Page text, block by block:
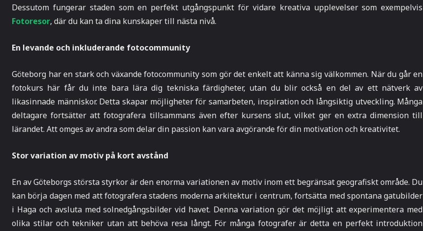
Dessutom fungerar staden som en perfekt utgångspunkt för vidare kreativa upplevelser som exempelvis
Fotoresor, där du kan ta dina kunskaper till nästa nivå.
En levande och inkluderande fotocommunity
Göteborg har en stark och växande fotocommunity som gör det enkelt att känna sig välkommen. När du går en
fotokurs här får du inte bara lära dig tekniska färdigheter, utan du blir också en del av ett nätverk av
likasinnade människor. Detta skapar möjligheter för samarbeten, inspiration och långsiktig utveckling. Många
deltagare fortsätter att fotografera tillsammans även efter kursens slut, vilket ger en extra dimension till
lärandet. Att omges av andra som delar din passion kan vara avgörande för din motivation och kreativitet.
Stor variation av motiv på kort avstånd
En av Göteborgs största styrkor är den enorma variationen av motiv inom ett begränsat geografiskt område. Du
kan börja dagen med att fotografera stadens moderna arkitektur i centrum, fortsätta med spontana gatubilder
i Haga och avsluta med solnedgångsbilder vid havet. Denna variation gör det möjligt att experimentera med
olika stilar och tekniker utan att behöva resa långt. För många fotografer är detta en perfekt introduktion